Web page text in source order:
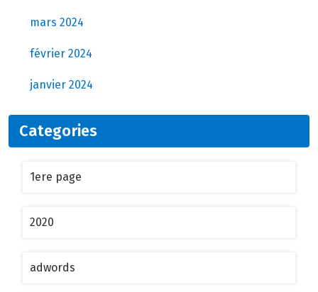
mars 2024
février 2024
janvier 2024
Categories
1ere page
2020
adwords